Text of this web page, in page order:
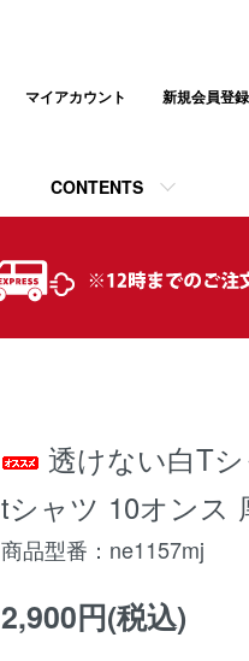
CONTENTS
マイアカウント 新規会員登録
透けない白T
tシャツ 10オンス
商品型番：ne1157mj
2,900円(税込)